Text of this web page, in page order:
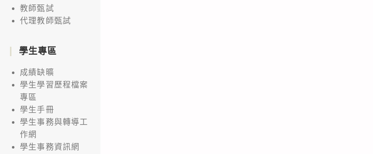
教師甄試
代理教師甄試
學生專區
成績缺曠
學生學習歷程檔案
專區
學生手冊
學生事務與轉導工
作網
學生事務資訊網